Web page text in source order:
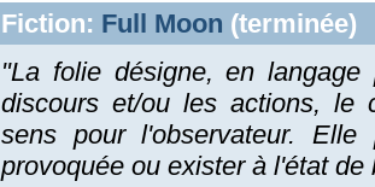
Fiction: Full Moon (terminée)
"La folie désigne, en
discours et/ou les actions, le
sens pour l'observateur.
provoquée ou exister à l'état de